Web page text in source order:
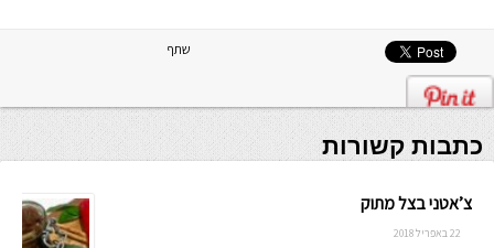
שתף
כתבות קשורות
צ’אטני בצל מתוק
22 באפריל 2018